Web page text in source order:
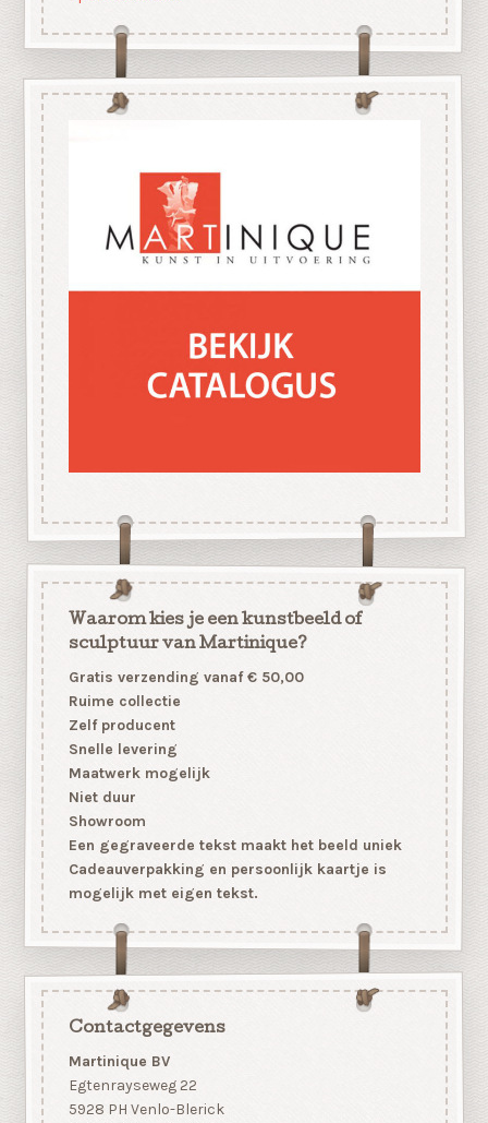
Waarom kies je een kunstbeeld of
sculptuur van Martinique?
Gratis verzending vanaf € 50,00
Ruime collectie
Zelf producent
Snelle levering
Maatwerk mogelijk
Niet duur
Showroom
Een gegraveerde tekst maakt het beeld uniek
Cadeauverpakking en persoonlijk kaartje is
mogelijk met eigen tekst.
Contactgegevens
Martinique BV
Egtenrayseweg 22
5928 PH Venlo-Blerick